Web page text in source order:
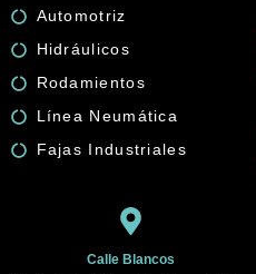
SKFAutomotriz
Hidráulicos
Rodamientos
Línea Neumática
Fajas Industriales
Calle Blancos